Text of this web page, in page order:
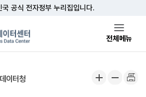
공식 전자정부 누리집입니다.
전체메뉴
이터청